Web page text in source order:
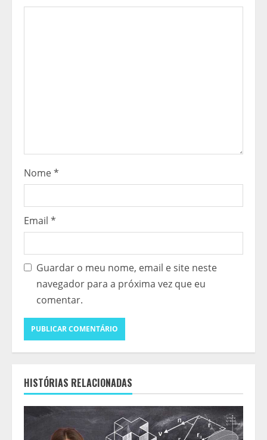
r
Nome*
Email *
Guardar o meu nome, email e site neste
navegador para a próxima vez que eu
comentar.
HISTÓRIAS RELACIONADAS